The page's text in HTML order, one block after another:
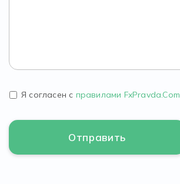
Я согласен с правилами FxPravda.Com